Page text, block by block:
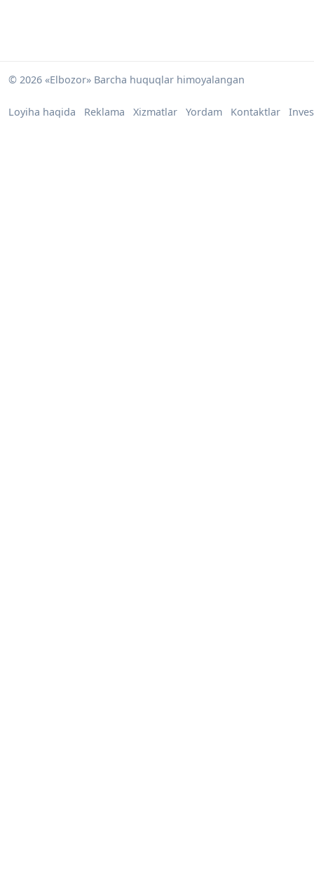
© 2026 «Elbozor» Barcha huquqlar himoyalangan
Loyiha haqida Reklama Xizmatlar Yordam Kontaktlar